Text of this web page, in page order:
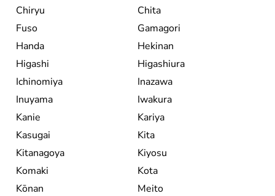
Chiryu
Chita
Fuso
Gamagori
Handa
Hekinan
Higashi
Higashiura
Ichinomiya
Inazawa
Inuyama
Iwakura
Kanie
Kariya
Kasugai
Kita
Kitanagoya
Kiyosu
Komaki
Kota
Kōnan
Meito